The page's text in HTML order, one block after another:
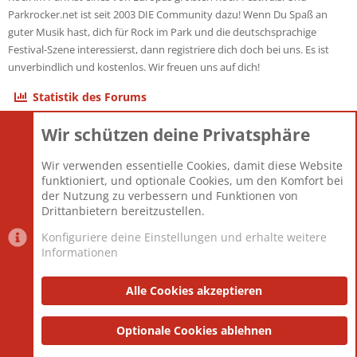
Parkrocker.net ist seit 2003 DIE Community dazu! Wenn Du Spaß an
guter Musik hast, dich für Rock im Park und die deutschsprachige
Festival-Szene interessierst, dann registriere dich doch bei uns. Es ist
unverbindlich und kostenlos. Wir freuen uns auf dich!
Statistik des Forums
Themen
Mitglieder
12.427
Neuestes Mitglied
Berlin
Datenschutzerklärung Impressum
Community platform by XenForo® © 2010-2025 XenForo Ltd.
and add-ons by ThemeHouse
Wir schützen deine Privatsphäre
Wir verwenden essentielle Cookies, damit diese Website
funktioniert, und optionale Cookies, um den Komfort bei
der Nutzung zu verbessern und Funktionen von
Drittanbietern bereitzustellen.
Konfiguriere deine Einstellungen und erhalte weitere
Informationen
Alle Cookies akzeptieren
Optionale Cookies ablehnen